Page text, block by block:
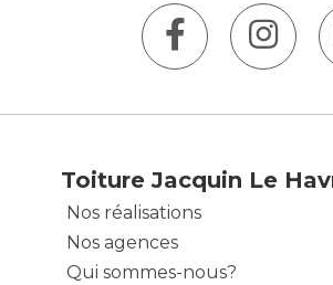
Toiture Jacquin Le
Nos réalisations
Nos agences
Qui sommes-nous?